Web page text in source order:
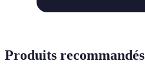
Produits recommandés